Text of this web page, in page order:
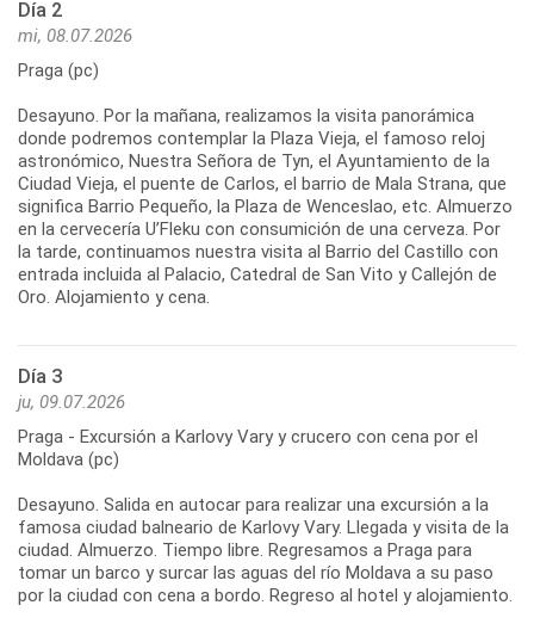
Día 2
mi, 08.07.2026
Praga (pc)
Desayuno. Por la mañana, realizamos la visita panorámica
donde podremos contemplar la Plaza Vieja, el famoso reloj
astronómico, Nuestra Señora de Tyn, el Ayuntamiento de la
Ciudad Vieja, el puente de Carlos, el barrio de Mala Strana, que
significa Barrio Pequeño, la Plaza de Wenceslao, etc. Almuerzo
en la cervecería U’Fleku con consumición de una cerveza. Por
la tarde, continuamos nuestra visita al Barrio del Castillo con
entrada incluida al Palacio, Catedral de San Vito y Callejón de
Oro. Alojamiento y cena.
Día 3
ju, 09.07.2026
Praga - Excursión a Karlovy Vary y crucero con cena por el
Moldava (pc)
Desayuno. Salida en autocar para realizar una excursión a la
famosa ciudad balneario de Karlovy Vary. Llegada y visita de la
ciudad. Almuerzo. Tiempo libre. Regresamos a Praga para
tomar un barco y surcar las aguas del río Moldava a su paso
por la ciudad con cena a bordo. Regreso al hotel y alojamiento.